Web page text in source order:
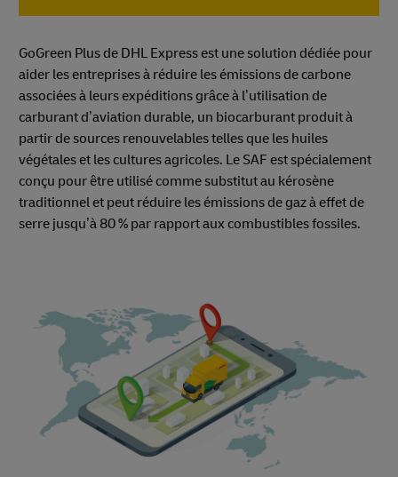
GoGreen Plus de DHL Express est une solution dédiée pour
aider les entreprises à réduire les émissions de carbone
associées à leurs expéditions grâce à l’utilisation de
carburant d’aviation durable, un biocarburant produit à
partir de sources renouvelables telles que les huiles
végétales et les cultures agricoles. Le SAF est spécialement
conçu pour être utilisé comme substitut au kérosène
traditionnel et peut réduire les émissions de gaz à effet de
serre jusqu’à 80 % par rapport aux combustibles fossiles.